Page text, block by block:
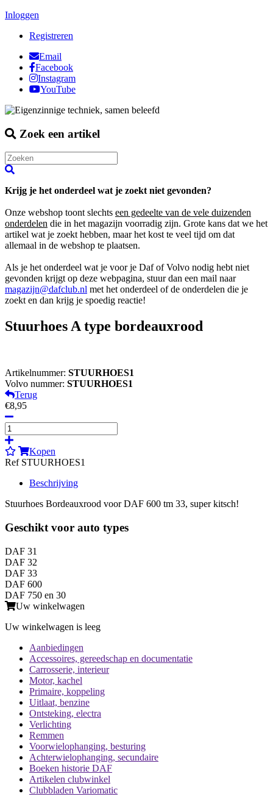
Inloggen
Registreren
Email
Facebook
Instagram
YouTube
Zoek een artikel
Krijg je het onderdeel wat je zoekt niet gevonden?
Onze webshop toont slechts een gedeelte van de vele duizenden
onderdelen die in het magazijn voorradig zijn. Grote kans dat we het
artikel wat je zoekt hebben, maar het kost te veel tijd om dat
allemaal in de webshop te plaatsen.
Als je het onderdeel wat je voor je Daf of Volvo nodig hebt niet
gevonden krijgt op deze webpagina, stuur dan een mail naar
magazijn@dafclub.nl met het onderdeel of de onderdelen die je
zoekt en dan krijg je spoedig reactie!
Stuurhoes A type bordeauxrood
Artikelnummer: STUURHOES1
Volvo nummer: STUURHOES1
Terug
€8,95
Kopen
Ref STUURHOES1
Beschrijving
Stuurhoes Bordeauxrood voor DAF 600 tm 33, super kitsch!
Geschikt voor auto types
DAF 31
DAF 32
DAF 33
DAF 600
DAF 750 en 30
Uw winkelwagen
Uw winkelwagen is leeg
Aanbiedingen
Accessoires, gereedschap en documentatie
Carrosserie, interieur
Motor, kachel
Primaire, koppeling
Uitlaat, benzine
Ontsteking, electra
Verlichting
Remmen
Voorwielophanging, besturing
Achterwielophanging, secundaire
Boeken historie DAF
Artikelen clubwinkel
Clubbladen Variomatic